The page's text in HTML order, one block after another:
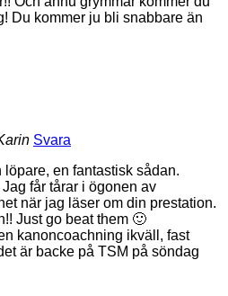
Du kommer ju bli snabbare än
Svara
löpare, en fantastisk sådan.
får tårar i ögonen av
när jag läser om din prestation.
Just go beat them 🙂
kanoncoachning ikväll, fast
är backe på TSM på söndag